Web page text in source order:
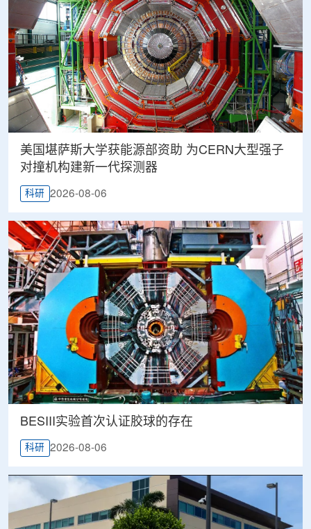
美国堪萨斯大学获能源部资助 为CERN大型强子
对撞机构建新一代探测器
科研 2026-08-06
BESIII实验首次认证胶球的存在
科研 2026-08-06